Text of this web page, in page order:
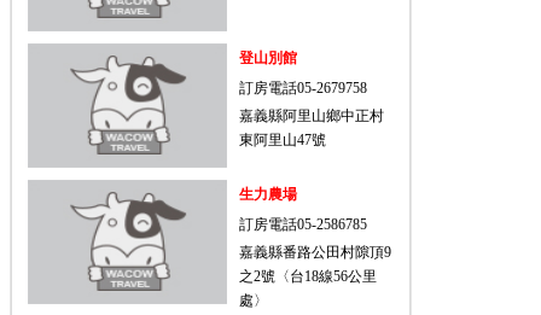
登山別館
訂房電話05-2679758
嘉義縣阿里山鄉中正村
東阿里山47號
生力農場
訂房電話05-2586785
嘉義縣番路公田村隙頂9
之2號〈台18線56公里
處〉